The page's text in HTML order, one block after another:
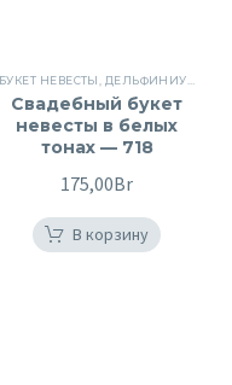
БУКЕТ НЕВЕСТЫ ДЕЛЬФИНИУМ
Свадебный букет
невесты в белых
тонах — 718
175,00Br
В корзину